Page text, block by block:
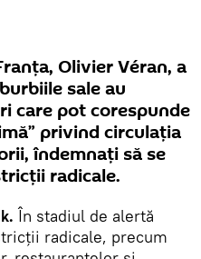
Olivier Véran, a
sale au
care pot corespunde
privind circulația
îndemnaţi să se
radicale.
În stadiul de alertă
radicale, precum